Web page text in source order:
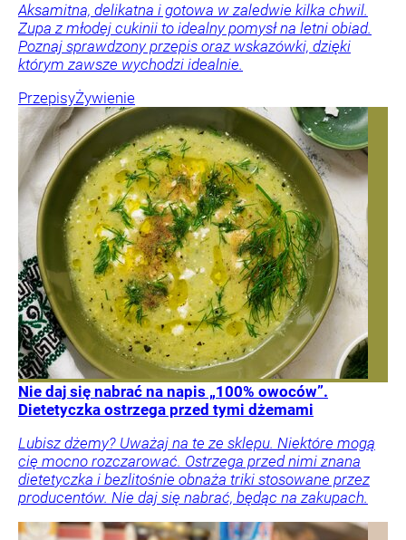
Aksamitna, delikatna i gotowa w zaledwie kilka chwil.
Zupa z młodej cukinii to idealny pomysł na letni obiad.
Poznaj sprawdzony przepis oraz wskazówki, dzięki
którym zawsze wychodzi idealnie.
PrzepisyŻywienie
Nie daj się nabrać na napis „100% owoców”.
Dietetyczka ostrzega przed tymi dżemami
Lubisz dżemy? Uważaj na te ze sklepu. Niektóre mogą
cię mocno rozczarować. Ostrzega przed nimi znana
dietetyczka i bezlitośnie obnaża triki stosowane przez
producentów. Nie daj się nabrać, będąc na zakupach.